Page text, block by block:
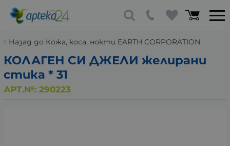
Назад до Кожа, коса, нокти EARTH CORPORATION
КОЛАГЕН СИ ДЖЕЛИ желирани
стика * 31
АРТ.№: 290223